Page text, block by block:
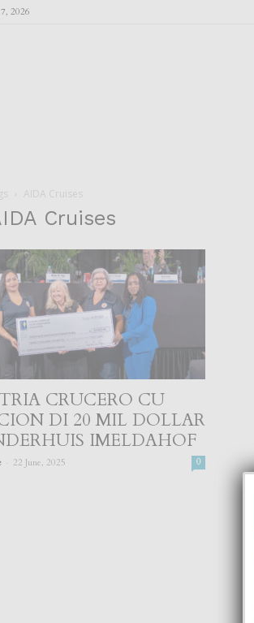
2026
AIDA Cruises
Cruises
CRUCERO CU
DI 20 MIL DOLLAR
IMELDAHOF
22 June, 2025 0